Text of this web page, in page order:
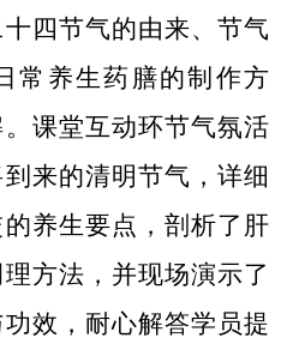
四节气的由来、节气
常养生药膳的制作方
课堂互动环节气氛活
来的清明节气，详细
养生要点，剖析了肝
方法，并现场演示了
效，耐心解答学员提